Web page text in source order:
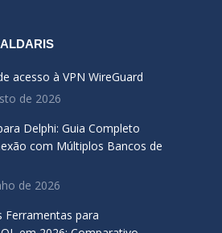
acesso à VPN WireGuard
de 2026
Delphi: Guia Completo
com Múltiplos Bancos de
de 2026
Ferramentas para